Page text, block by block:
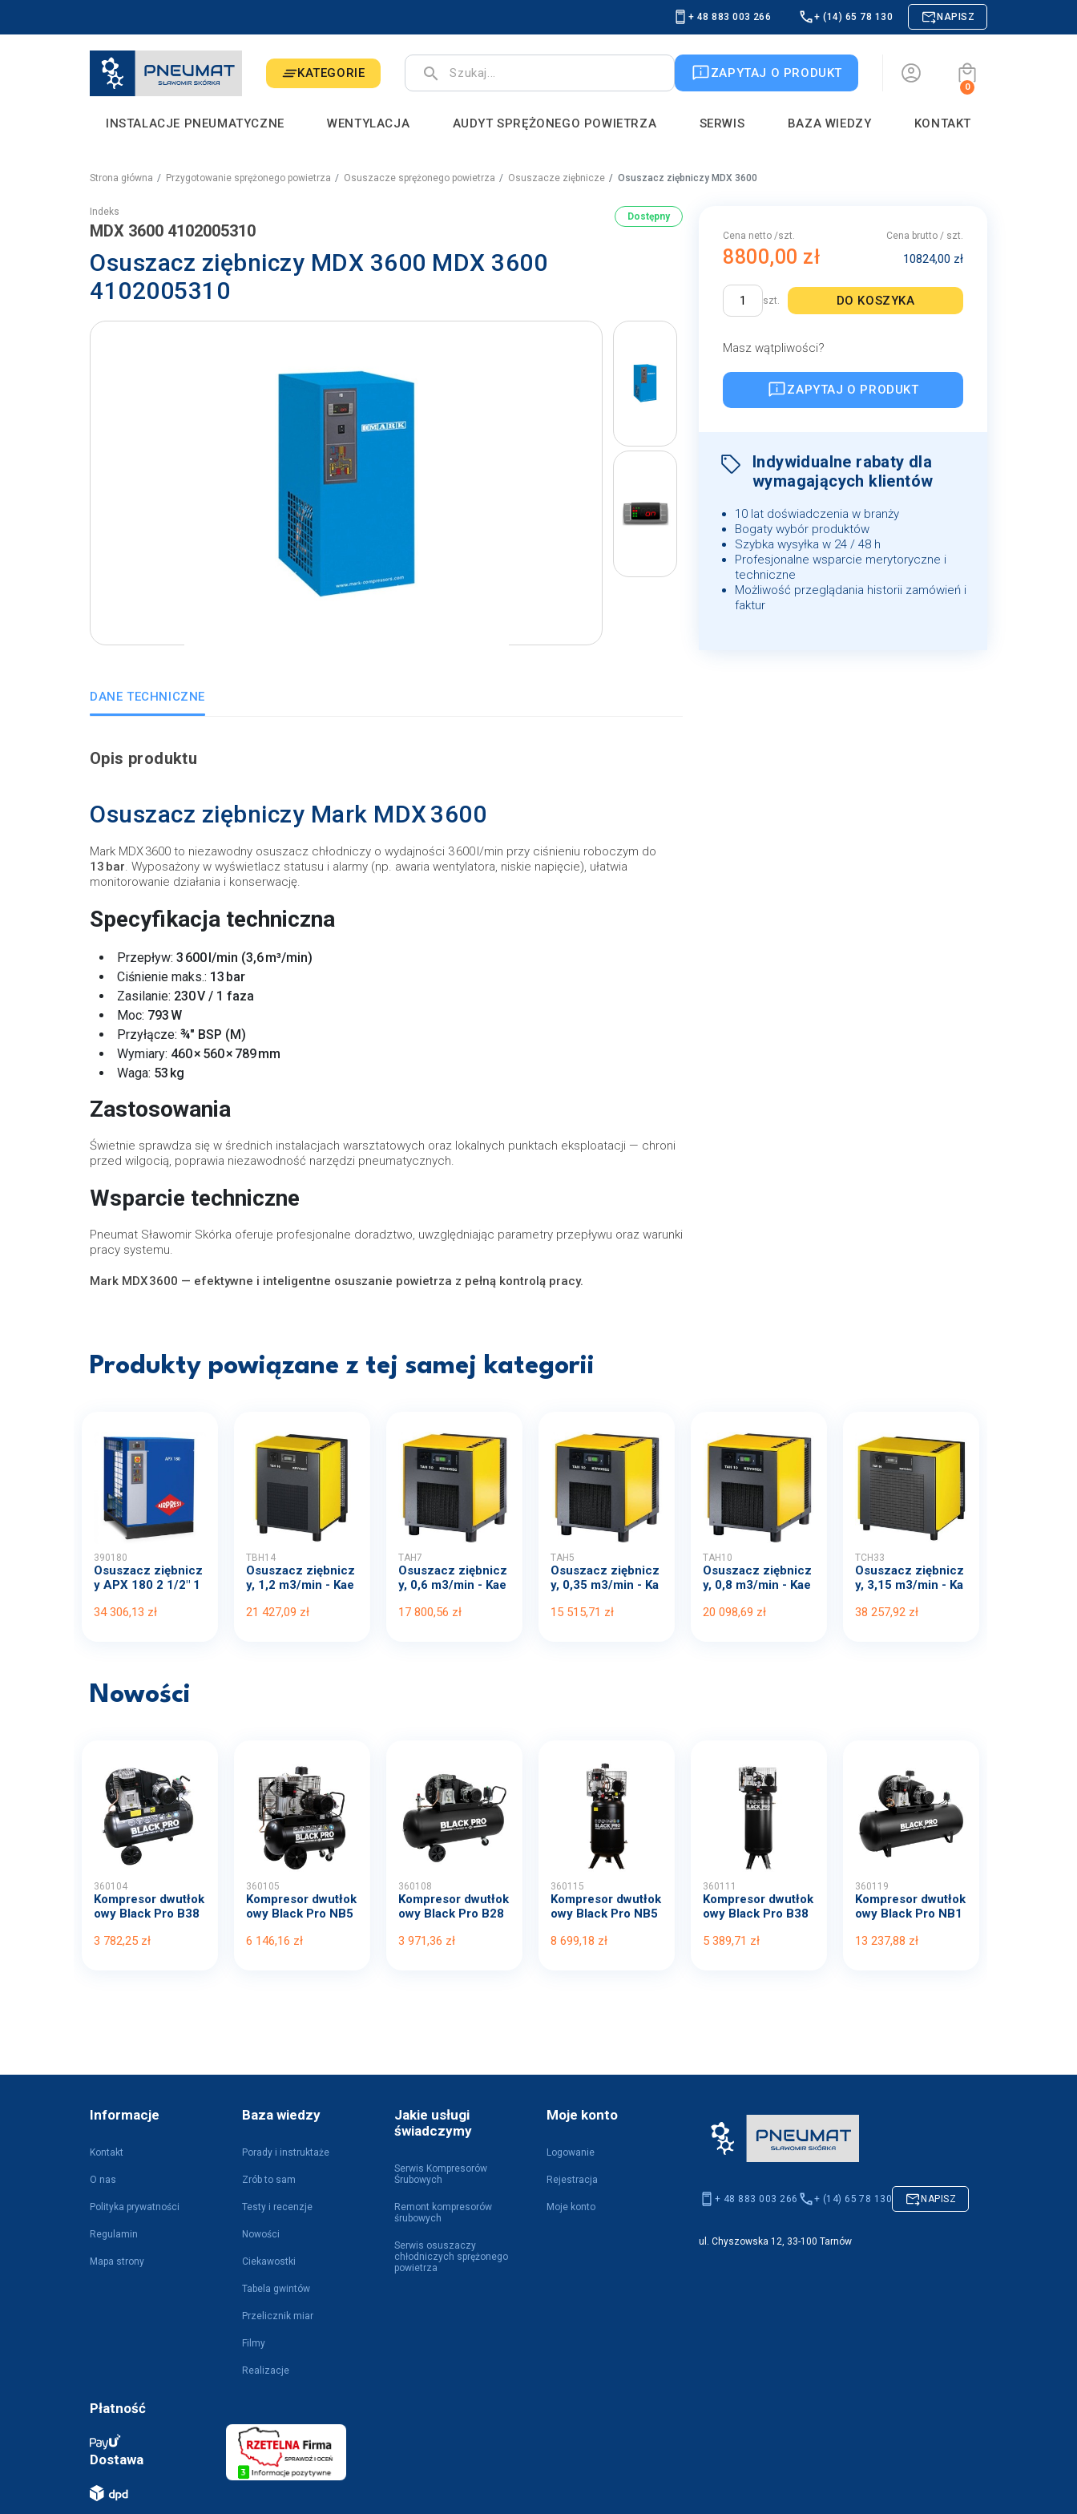
+ 48 883 003 266 + (14) 65 78 130 NAPISZ
search ZAPYTAJ O PRODUKT
0
INSTALACJE PNEUMATYCZNE WENTYLACJA AUDYT SPRĘŻONEGO POWIETRZA SERWIS BAZA WIEDZY KONTAKT
KATEGORIE
Strona główna Przygotowanie sprężonego powietrza Osuszacze sprężonego powietrza Osuszacze ziębnicze Osuszacz ziębniczy MDX 3600
Indeks
MDX 3600 4102005310
Dostępny
Osuszacz ziębniczy MDX 3600 MDX 3600
4102005310
DANE TECHNICZNE
Opis produktu
Osuszacz ziębniczy Mark MDX 3600
Mark MDX 3600 to niezawodny osuszacz chłodniczy o wydajności 3 600 l/min przy ciśnieniu roboczym do
13 bar . Wyposażony w wyświetlacz statusu i alarmy (np. awaria wentylatora, niskie napięcie), ułatwia
monitorowanie działania i konserwację.
Specyfikacja techniczna
Przepływ: 3 600 l/min (3,6 m³/min)
Ciśnienie maks.: 13 bar
Zasilanie: 230 V / 1 faza
Moc: 793 W
Przyłącze: ¾″ BSP (M)
Wymiary: 460 × 560 × 789 mm
Waga: 53 kg
Zastosowania
Świetnie sprawdza się w średnich instalacjach warsztatowych oraz lokalnych punktach eksploatacji — chroni
przed wilgocią, poprawia niezawodność narzędzi pneumatycznych.
Wsparcie techniczne
Pneumat Sławomir Skórka oferuje profesjonalne doradztwo, uwzględniając parametry przepływu oraz warunki
pracy systemu.
Mark MDX 3600 — efektywne i inteligentne osuszanie powietrza z pełną kontrolą pracy.
Cena netto /szt.
8800,00 zł
Cena brutto / szt.
10824,00 zł
szt. DO KOSZYKA
Masz wątpliwości?
ZAPYTAJ O PRODUKT
Indywidualne rabaty dla
wymagających klientów
10 lat doświadczenia w branży
Bogaty wybór produktów
Szybka wysyłka w 24 / 48 h
Profesjonalne wsparcie merytoryczne i
techniczne
Możliwość przeglądania historii zamówień i
faktur
Produkty powiązane z tej samej kategorii
390180
Osuszacz ziębnicz
y APX 180 2 1/2" 1
34 306,13 zł
TBH14
Osuszacz ziębnicz
y, 1,2 m3/min - Kae
21 427,09 zł
TAH7
Osuszacz ziębnicz
y, 0,6 m3/min - Kae
17 800,56 zł
TAH5
Osuszacz ziębnicz
y, 0,35 m3/min - Ka
15 515,71 zł
TAH10
Osuszacz ziębnicz
y, 0,8 m3/min - Kae
20 098,69 zł
TCH33
Osuszacz ziębnicz
y, 3,15 m3/min - Ka
38 257,92 zł
Nowości
360104
Kompresor dwutłok
owy Black Pro B38
3 782,25 zł
360105
Kompresor dwutłok
owy Black Pro NB5
6 146,16 zł
360108
Kompresor dwutłok
owy Black Pro B28
3 971,36 zł
360115
Kompresor dwutłok
owy Black Pro NB5
8 699,18 zł
360111
Kompresor dwutłok
owy Black Pro B38
5 389,71 zł
360119
Kompresor dwutłok
owy Black Pro NB1
13 237,88 zł
Informacje
Kontakt
O nas
Polityka prywatności
Regulamin
Mapa strony
Baza wiedzy
Porady i instruktaże
Zrób to sam
Testy i recenzje
Nowości
Ciekawostki
Tabela gwintów
Przelicznik miar
Filmy
Realizacje
Jakie usługi
świadczymy
Serwis Kompresorów
Śrubowych
Remont kompresorów
śrubowych
Serwis osuszaczy
chłodniczych sprężonego
powietrza
Moje konto
Logowanie
Rejestracja
Moje konto
Płatność
Dostawa
+ 48 883 003 266 + (14) 65 78 130 NAPISZ
ul. Chyszowska 12, 33-100 Tarnów